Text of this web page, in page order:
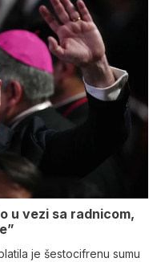
u vezi sa radnicom,
je šestocifrenu sumu